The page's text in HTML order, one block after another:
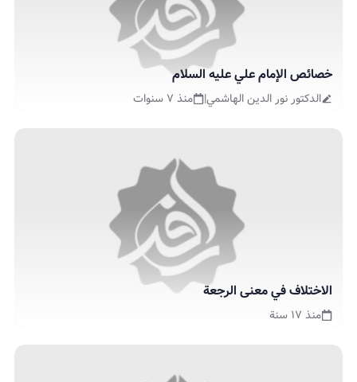
خصائص الإمام علي عليه السلام
الدكتور نور الدين الهاشمي| منذ ٧ سنوات
الاختلاف في معنى الرجعة
منذ ١٧ سنة